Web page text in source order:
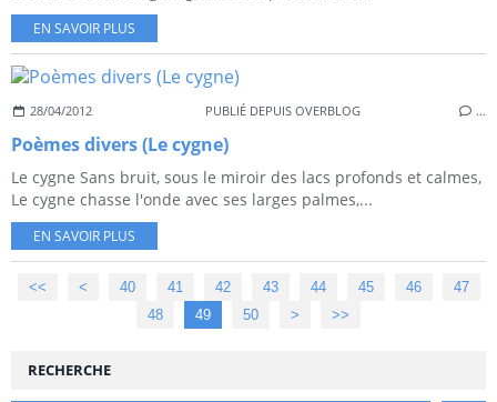
EN SAVOIR PLUS
28/04/2012 PUBLIÉ DEPUIS OVERBLOG …
Poèmes divers (Le cygne)
Le cygne Sans bruit, sous le miroir des lacs profonds et calmes,
Le cygne chasse l'onde avec ses larges palmes,...
EN SAVOIR PLUS
<< < 10
20
30
40 41 42 43 44 45 46
47
48
49 50 60
> >>
RECHERCHE